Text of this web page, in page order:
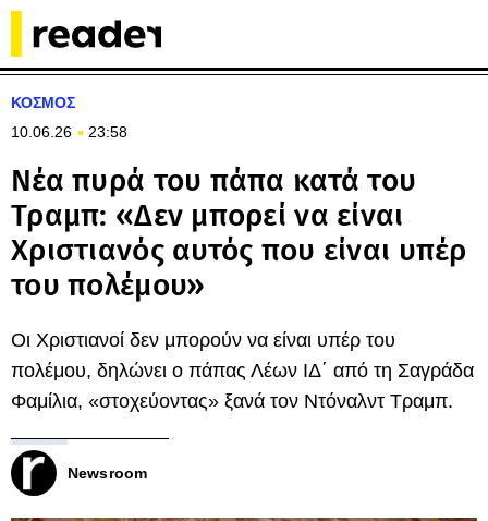
ΚΟΣΜΟΣ
10.06.26
23:58
Νέα πυρά του πάπα κατά του
Τραμπ: «Δεν μπορεί να είναι
Χριστιανός αυτός που είναι υπέρ
του πολέμου»
Οι Χριστιανοί δεν μπορούν να είναι υπέρ του
πολέμου, δηλώνει ο πάπας Λέων ΙΔ΄ από τη Σαγράδα
Φαμίλια, «στοχεύοντας» ξανά τον Ντόναλντ Τραμπ.
Newsroom